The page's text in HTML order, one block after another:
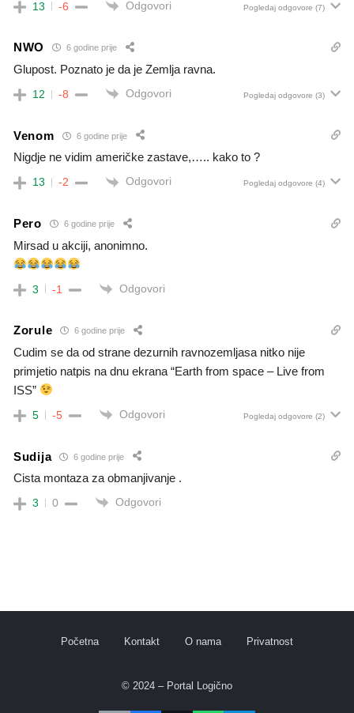
13 -6 Odgovori Pogledaj odgovore (7)
NWO 6 godine prije
Glupost. Poznato je da je Zemlja ravna.
12 -8 Odgovori Pogledaj odgovore (3)
Venom 6 godine prije
Nigdje ne vidim američke zastave,….. kako to ?
13 -2 Odgovori Pogledaj odgovore (4)
Pero 6 godine prije
Mirsad u akciji, anonimno.
3 -1 Odgovori
Zorule 6 godine prije
Cudim se da od strane dezurnih ravnozemljasa nitko nije
primjetio natpis na dnu ekrana “Earth from space – Live from
ISS”
5 -5 Odgovori Pogledaj odgovore (2)
Sudija 6 godine prije
Cista montaza za obmanjivanje .
3 0 Odgovori
Početna Kontakt O nama Privatnost
© 2024 – Portal Logično